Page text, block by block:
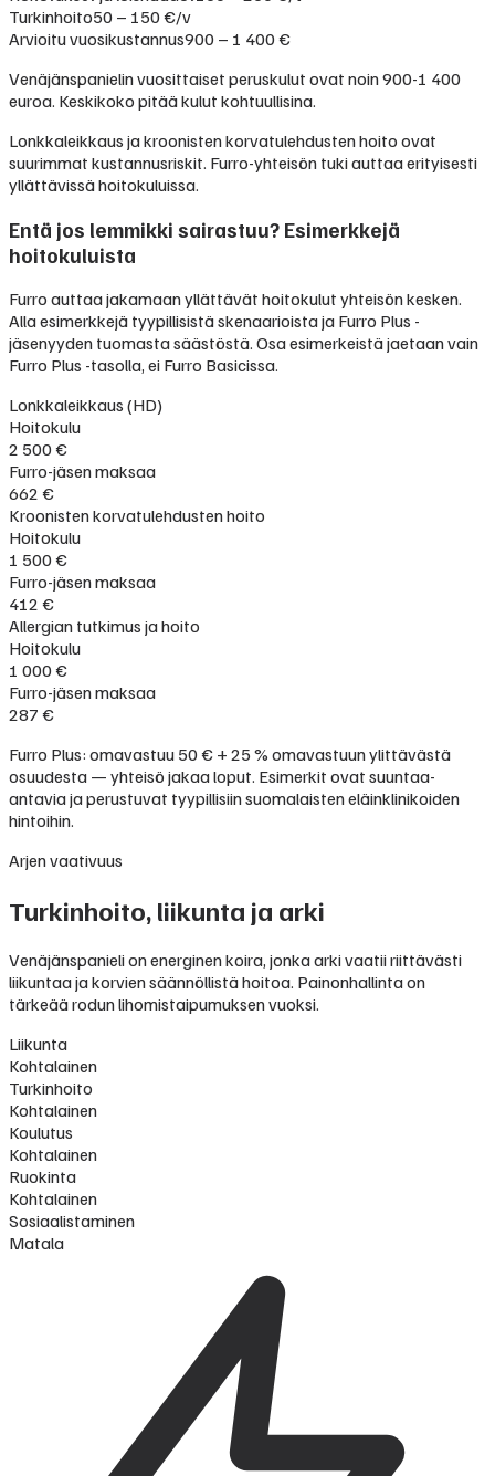
Turkinhoito50 – 150 €/v
Arvioitu vuosikustannus900 – 1 400 €
Venäjänspanielin vuosittaiset peruskulut ovat noin 900-1 400
euroa. Keskikoko pitää kulut kohtuullisina.
Lonkkaleikkaus ja kroonisten korvatulehdusten hoito ovat
suurimmat kustannusriskit. Furro-yhteisön tuki auttaa erityisesti
yllättävissä hoitokuluissa.
Entä jos lemmikki sairastuu? Esimerkkejä
hoitokuluista
Furro auttaa jakamaan yllättävät hoitokulut yhteisön kesken.
Alla esimerkkejä tyypillisistä skenaarioista ja Furro Plus -
jäsenyyden tuomasta säästöstä. Osa esimerkeistä jaetaan vain
Furro Plus -tasolla, ei Furro Basicissa.
Lonkkaleikkaus (HD)
Hoitokulu
2 500 €
Furro-jäsen maksaa
662 €
Kroonisten korvatulehdusten hoito
Hoitokulu
1 500 €
Furro-jäsen maksaa
412 €
Allergian tutkimus ja hoito
Hoitokulu
1 000 €
Furro-jäsen maksaa
287 €
Furro Plus: omavastuu 50 € + 25 % omavastuun ylittävästä
osuudesta — yhteisö jakaa loput. Esimerkit ovat suuntaa-
antavia ja perustuvat tyypillisiin suomalaisten eläinklinikoiden
hintoihin.
Arjen vaativuus
Turkinhoito, liikunta ja arki
Venäjänspanieli on energinen koira, jonka arki vaatii riittävästi
liikuntaa ja korvien säännöllistä hoitoa. Painonhallinta on
tärkeää rodun lihomistaipumuksen vuoksi.
Liikunta
Kohtalainen
Turkinhoito
Kohtalainen
Koulutus
Kohtalainen
Ruokinta
Kohtalainen
Sosiaalistaminen
Matala